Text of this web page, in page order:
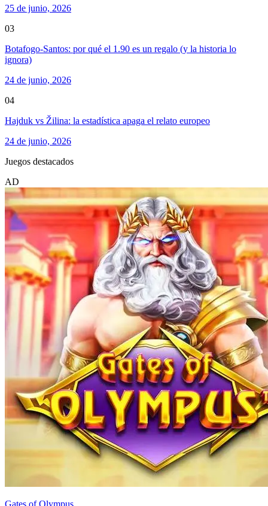
25 de junio, 2026
03
Botafogo-Santos: por qué el 1.90 es un regalo (y la historia lo
ignora)
24 de junio, 2026
04
Hajduk vs Žilina: la estadística apaga el relato europeo
24 de junio, 2026
Juegos destacados
AD